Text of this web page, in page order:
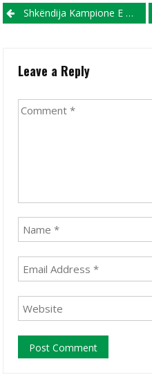
Post navigation
Shkëndija Kampione E Maqedonisë Për Sezonin 2024/25
Leave a Reply